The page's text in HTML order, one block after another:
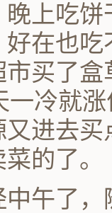
上吃
好在也
市买了
一冷就
进去
的了。
中午了